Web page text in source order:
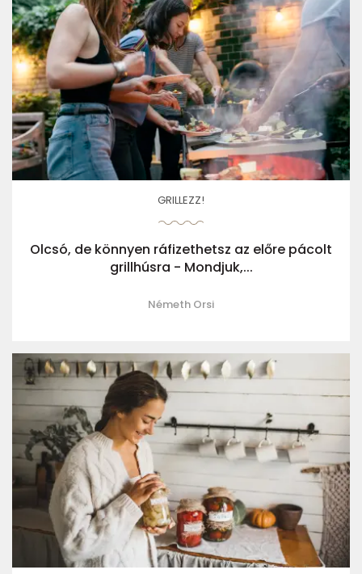
GRILLEZZ!
Olcsó, de könnyen ráfizethetsz az előre pácolt
grillhúsra - Mondjuk,...
Németh Orsi